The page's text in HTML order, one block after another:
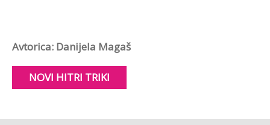
Avtorica: Danijela Magaš
NOVI HITRI TRIKI